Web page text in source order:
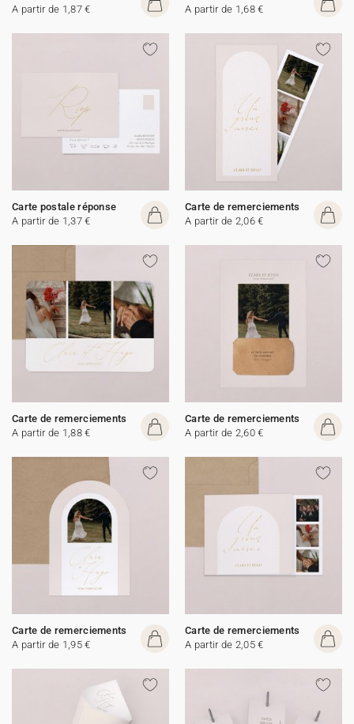
A partir de 1,87 €
A partir de 1,68 €
Carte postale réponse
A partir de 1,37 €
Carte de remerciements
A partir de 2,06 €
Carte de remerciements
A partir de 1,88 €
Carte de remerciements
A partir de 2,60 €
Carte de remerciements
A partir de 1,95 €
Carte de remerciements
A partir de 2,05 €